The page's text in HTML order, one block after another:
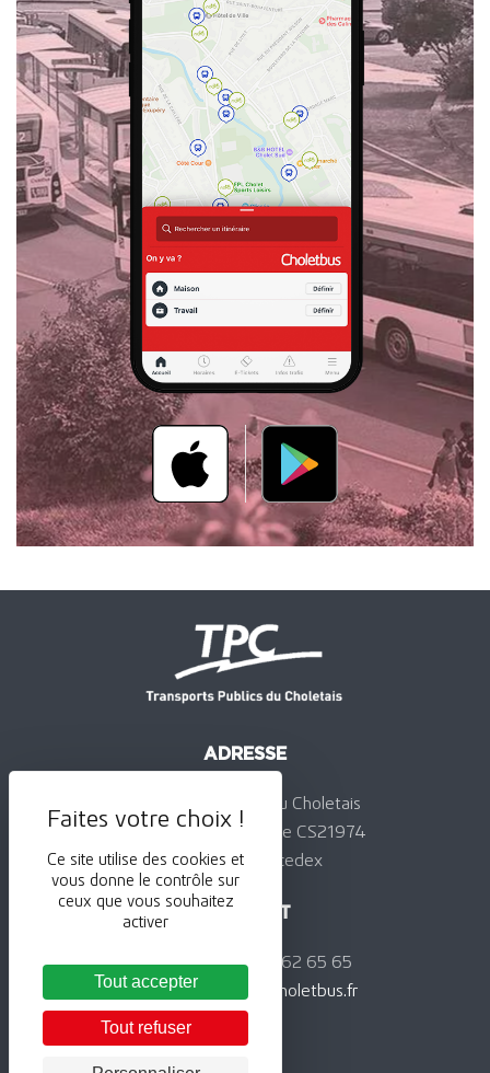
ADRESSE
Transports Publics du Choletais
24, rue de la Jominière CS21974
49319 Cholet cedex
CONTACT
Téléphone : 02 41 62 65 65
Courriel :
contact@choletbus.fr
Ce site utilise des cookies et
vous donne le contrôle sur
ceux que vous souhaitez
activer
Tout accepter
Tout refuser